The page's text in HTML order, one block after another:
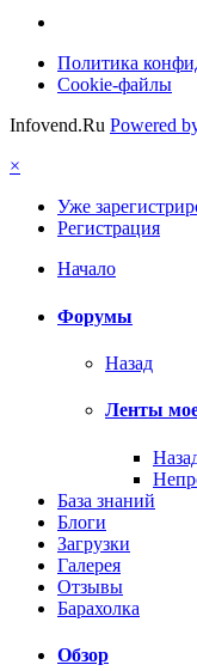
Политика
Cookie-файлы
Infovend.Ru Powered
×
Уже
Регистрация
Начало
Форумы
Назад
Ленты
База знаний
Блоги
Загрузки
Галерея
Отзывы
Барахолка
Обзор